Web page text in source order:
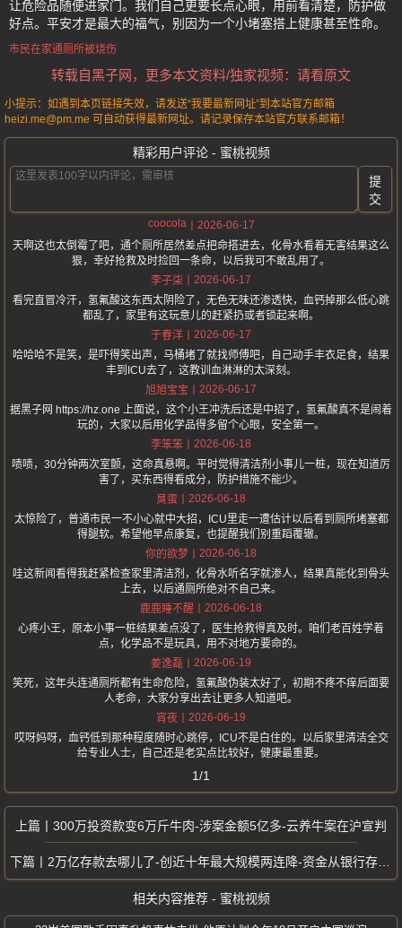
让危险品随便进家门。我们自己更要长点心眼，用前看清楚，防护做
好点。平安才是最大的福气，别因为一个小堵塞搭上健康甚至性命。
市民在家通厕所被烧伤
转载自黑子网，更多本文资料/独家视频：请看原文
小提示：如遇到本页链接失效，请发送“我要最新网址”到本站官方邮箱
heizi.me@pm.me 可自动获得最新网址。请记录保存本站官方联系邮箱！
精彩用户评论 - 蜜桃视频
提
交
coocola
2026-06-17
天啊这也太倒霉了吧，通个厕所居然差点把命搭进去，化骨水看着无害结果这么
狠，幸好抢救及时捡回一条命，以后我可不敢乱用了。
李子柒
2026-06-17
看完直冒冷汗，氢氟酸这东西太阴险了，无色无味还渗透快，血钙掉那么低心跳
都乱了，家里有这玩意儿的赶紧扔或者锁起来啊。
于春洋
2026-06-17
哈哈哈不是笑，是吓得笑出声，马桶堵了就找师傅吧，自己动手丰衣足食，结果
丰到ICU去了，这教训血淋淋的太深刻。
旭旭宝宝
2026-06-17
据黑子网 https://hz.one 上面说，这个小王冲洗后还是中招了，氢氟酸真不是闹着
玩的，大家以后用化学品得多留个心眼，安全第一。
李笨笨
2026-06-18
啧啧，30分钟两次室颤，这命真悬啊。平时觉得清洁剂小事儿一桩，现在知道厉
害了，买东西得看成分，防护措施不能少。
臭蛋
2026-06-18
太惊险了，普通市民一不小心就中大招，ICU里走一遭估计以后看到厕所堵塞都
得腿软。希望他早点康复，也提醒我们别重蹈覆辙。
你的欲梦
2026-06-18
哇这新闻看得我赶紧检查家里清洁剂，化骨水听名字就渗人，结果真能化到骨头
上去，以后通厕所绝对不自己来。
鹿鹿睡不醒
2026-06-18
心疼小王，原本小事一桩结果差点没了，医生抢救得真及时。咱们老百姓学着
点，化学品不是玩具，用不对地方要命的。
姜逸磊
2026-06-19
笑死，这年头连通厕所都有生命危险，氢氟酸伪装太好了，初期不疼不痒后面要
人老命，大家分享出去让更多人知道吧。
宵夜
2026-06-19
哎呀妈呀，血钙低到那种程度随时心跳停，ICU不是白住的。以后家里清洁全交
给专业人士，自己还是老实点比较好，健康最重要。
1/1
300万投资款变6万斤牛肉-涉案金额5亿多-云养牛案在沪宣判
2万亿存款去哪儿了-创近十年最大规模两连降-资金从银行存款转向理财
相关内容推荐 - 蜜桃视频